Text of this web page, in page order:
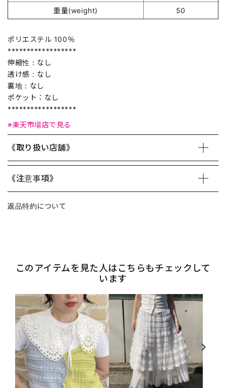
重量(weight) 50
ポリエステル 100％
******************
伸縮性：なし
透け感：なし
裏地：なし
ポケット：なし
******************
※楽天市場店で見る
《取り扱い店舗》
《注意事項》
返品特約について
このアイテムを見た人はこちらもチェックして
います